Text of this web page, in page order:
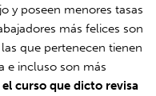
y poseen menores tasas
más felices son
que pertenecen tienen
e incluso son más
el curso que dicto revisa